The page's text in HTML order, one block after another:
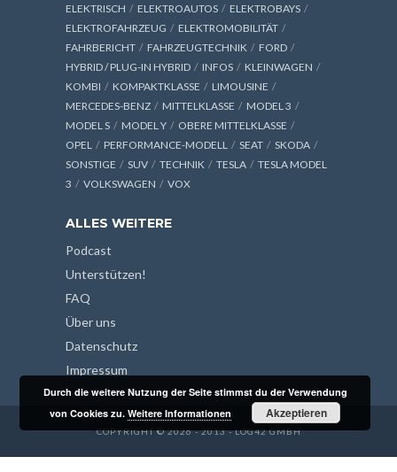
ELEKTRISCH
ELEKTROAUTOS
ELEKTROBAYS
ELEKTROFAHRZEUG
ELEKTROMOBILITÄT
FAHRBERICHT
FAHRZEUGTECHNIK
FORD
HYBRID / PLUG-IN HYBRID
INFOS
KLEINWAGEN
KOMBI
KOMPAKTKLASSE
LIMOUSINE
MERCEDES-BENZ
MITTELKLASSE
MODEL 3
MODEL S
MODEL Y
OBERE MITTELKLASSE
OPEL
PERFORMANCE-MODELL SEAT
SKODA
SONSTIGE
SUV TECHNIK TESLA
TESLA MODEL
3
VOLKSWAGEN VOX
ALLES WEITERE
Podcast
Unterstützen!
FAQ
Über uns
Datenschutz
Impressum
COPYRIGHT © 2026 - 2013 - LOG42 GMBH
Durch die weitere Nutzung der Seite stimmst du der Verwendung
von Cookies zu.Weitere Informationen Akzeptieren